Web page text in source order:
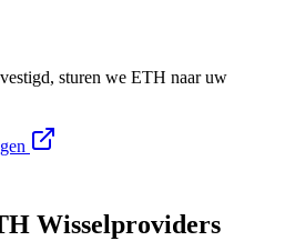
sturen we ETH naar uw
Wisselproviders